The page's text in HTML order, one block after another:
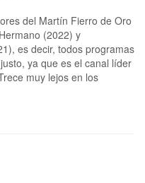
del Martín Fierro de Oro
(2022) y
es decir, todos programas
ya que es el canal líder
muy lejos en los